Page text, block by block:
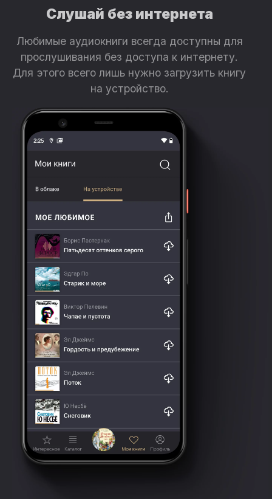
Слушай без интернета
Любимые аудиокниги всегда доступны для
прослушивания без доступа к интернету.
Для этого всего лишь нужно загрузить книгу
на устройство.